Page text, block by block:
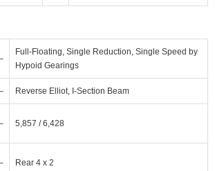
Full-Floating, Single Reduction, Single Speed by
Hypoid Gearings
Reverse Elliot, I-Section Beam
5,857 / 6,428
Rear 4 x 2